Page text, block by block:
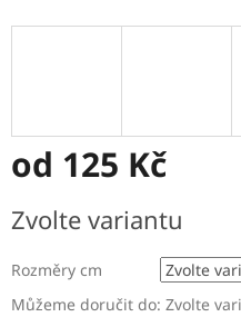
od 125 Kč
cena:
Zvolte variantu
Rozměry cm
Můžeme doručit do: Zvolte